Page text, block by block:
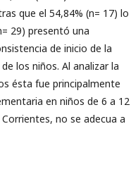
que el 54,84% (n= 17) lo
29) presentó una
de inicio de la
los niños. Al analizar la
ésta fue principalmente
en niños de 6 a 12
no se adecua a